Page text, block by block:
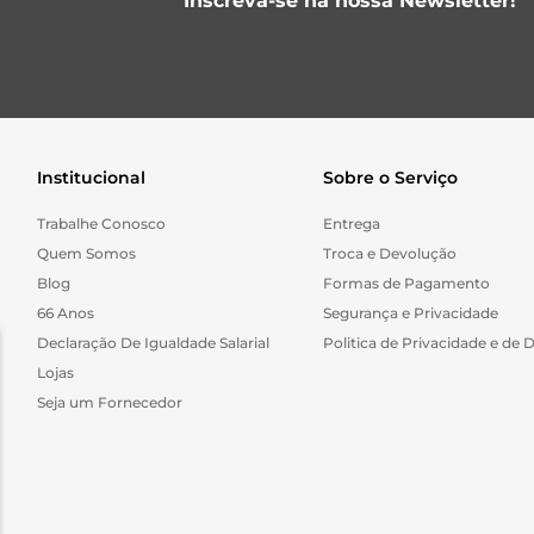
Institucional
Trabalhe Conosco
Quem Somos
Blog
66 Anos
Declaração De Igualdade Salarial
Lojas
Seja um Fornecedor
Sobre o Serviço
Entrega
Troca e Devolução
Formas de Pagamento
Segurança e Privacidade
Politica de Privacidade e de